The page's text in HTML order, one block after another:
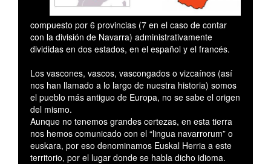
compuesto por 6 provincias (7 en el caso de contar
con la división de Navarra) administrativamente
divididas en dos estados, en el español y el francés.
Los vascones, vascos, vascongados o vizcaínos (así
nos han llamado a lo largo de nuestra historia) somos
el pueblo más antiguo de Europa, no se sabe el origen
del mismo.
Aunque no tenemos grandes certezas, en esta tierra
nos hemos comunicado con el “lingua navarrorum” o
euskara, por eso denominamos Euskal Herria a este
territorio, por el lugar donde se habla dicho idioma.